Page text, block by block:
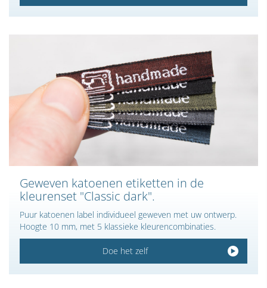
Geweven katoenen etiketten in de
kleurenset "Classic dark".
Puur katoenen label individueel geweven met uw ontwerp.
Hoogte 10 mm, met 5 klassieke kleurencombinaties.
Doe het zelf